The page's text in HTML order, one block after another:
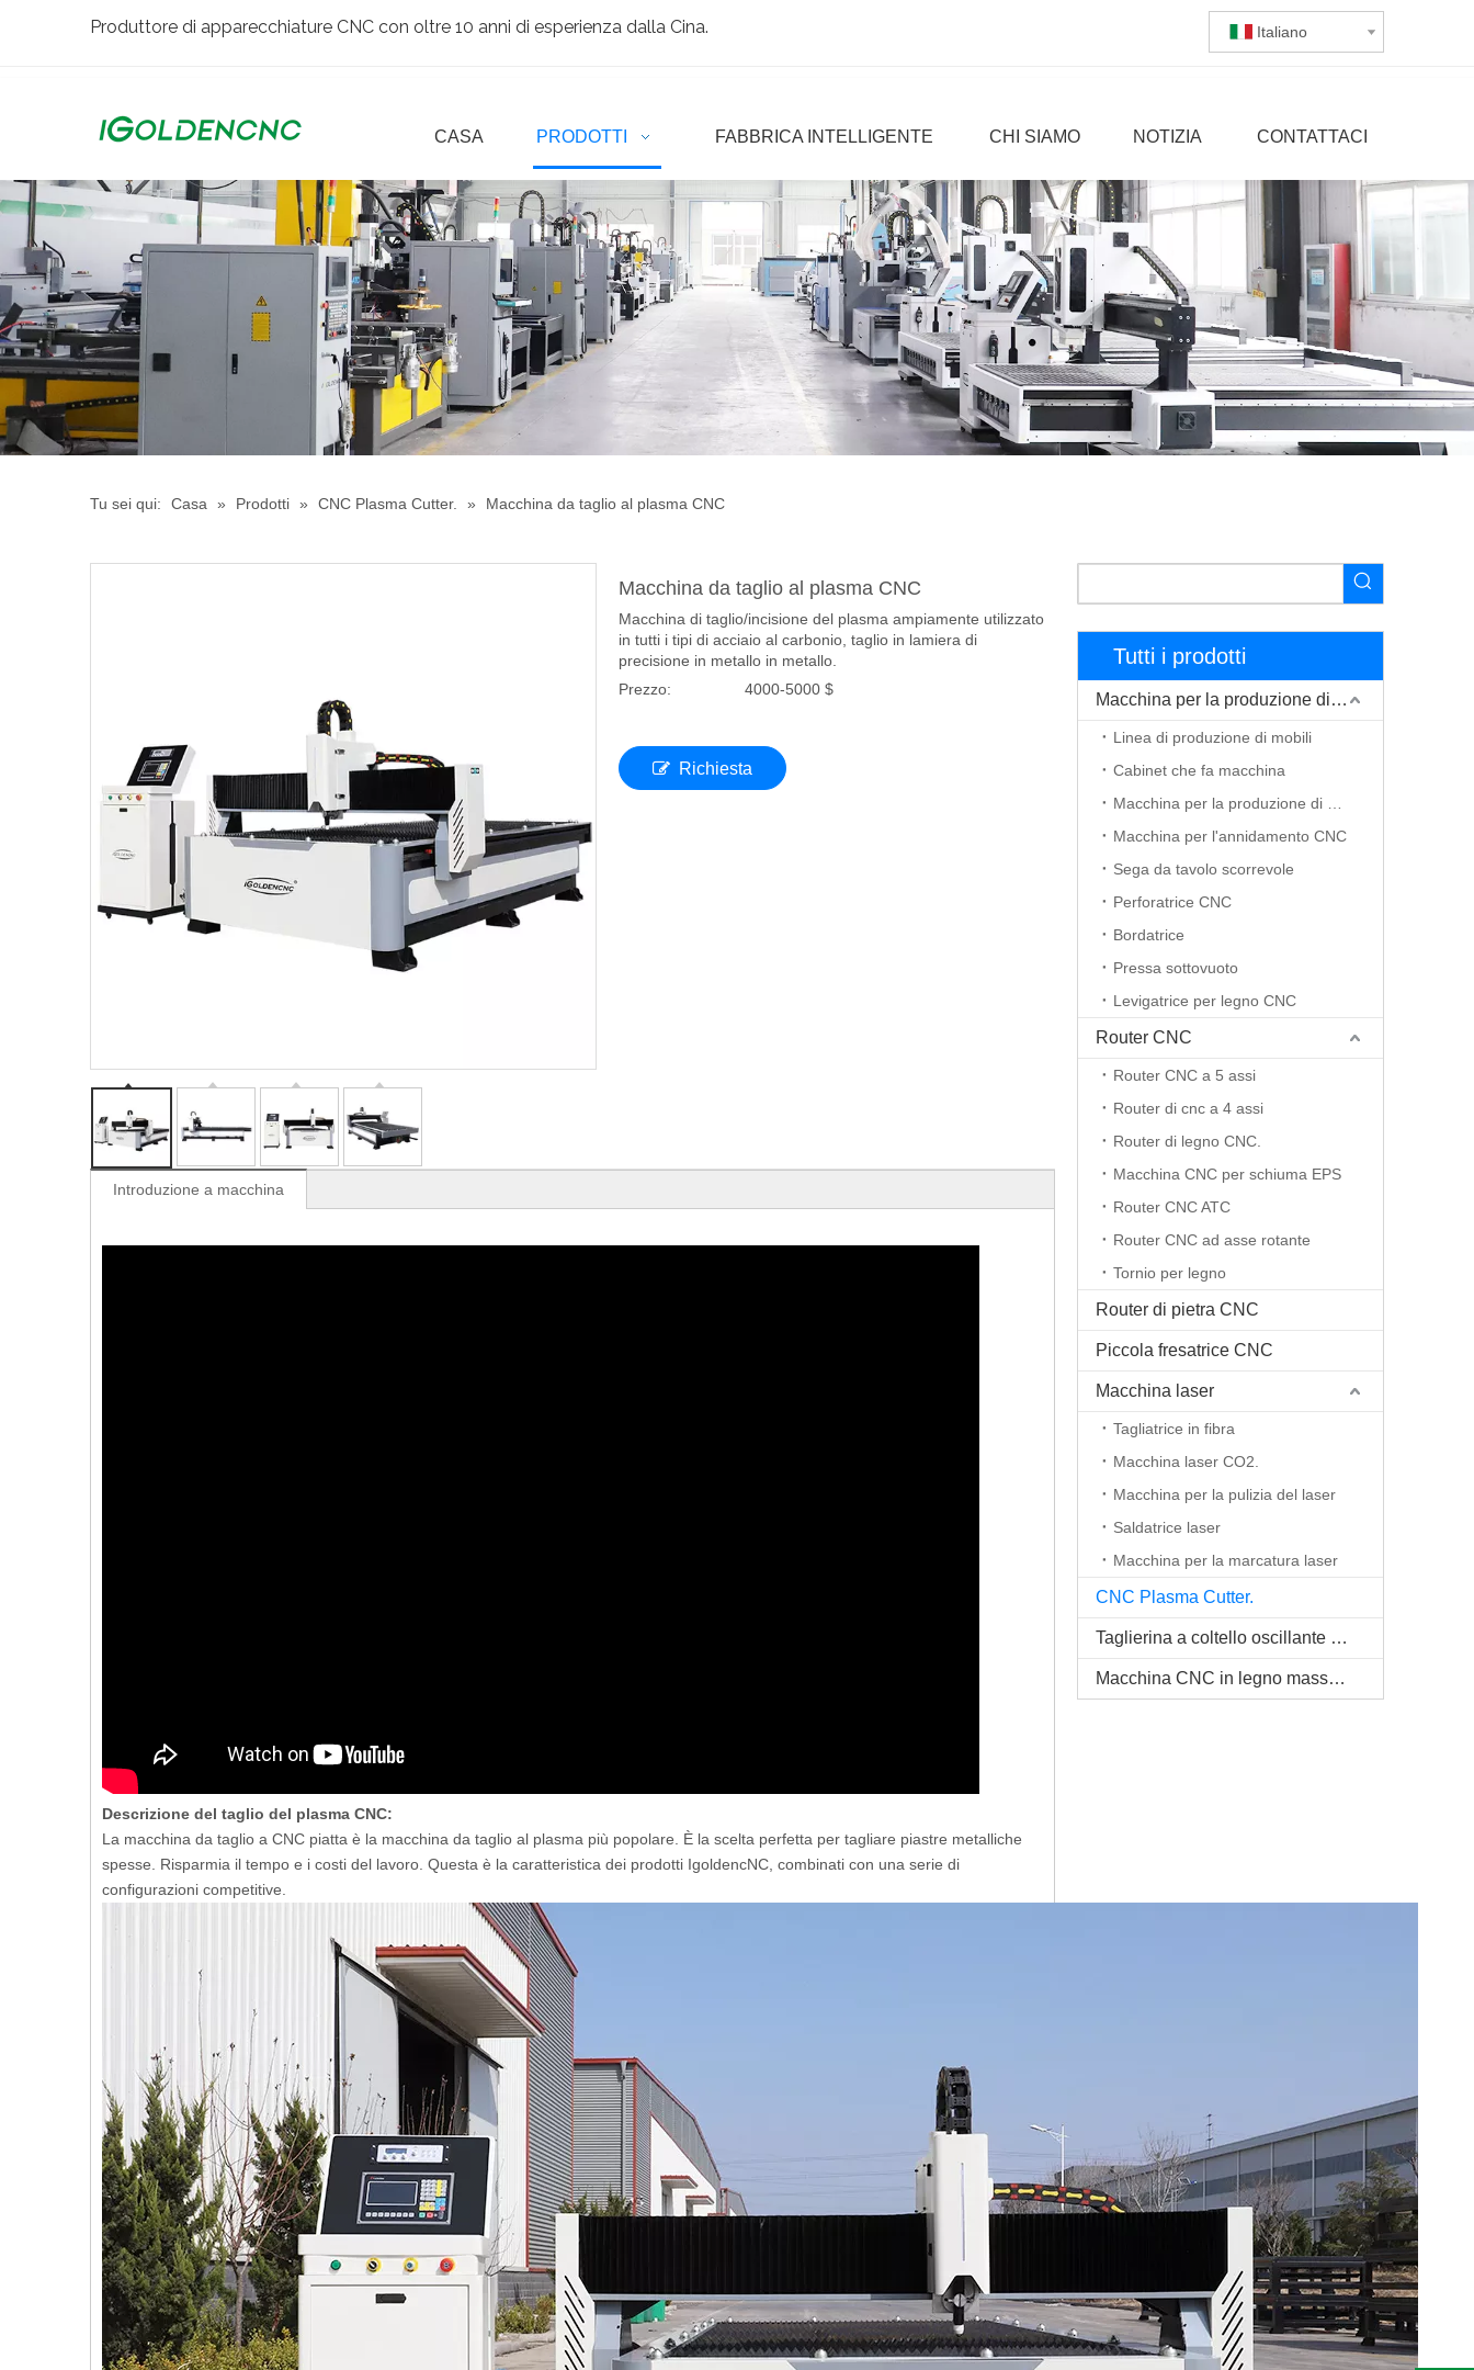
Produttore di apparecchiature CNC con oltre 10 anni di esperienza dalla Cina. Italiano
CASA PRODOTTI FABBRICA INTELLIGENTE CHI SIAMO NOTIZIA CONTATTACI
Tu sei qui: Casa » Prodotti » CNC Plasma Cutter. » Macchina da taglio al plasma CNC
Macchina da taglio al plasma CNC
Macchina di taglio/incisione del plasma ampiamente utilizzato
in tutti i tipi di acciaio al carbonio, taglio in lamiera di
precisione in metallo in metallo.
Prezzo:
4000-5000 $
Richiesta
Introduzione a macchina
Descrizione del taglio del plasma CNC:
La macchina da taglio a CNC piatta è la macchina da taglio al plasma più popolare. È la scelta perfetta per tagliare piastre metalliche
spesse. Risparmia il tempo e i costi del lavoro. Questa è la caratteristica dei prodotti IgoldencNC, combinati con una serie di
configurazioni competitive.
Tutti i prodotti
Macchina per la produzione di mobili
Linea di produzione di mobili
Cabinet che fa macchina
Macchina per l'annidamento CNC
Sega da tavolo scorrevole
Perforatrice CNC
Bordatrice
Pressa sottovuoto
Levigatrice per legno CNC
Router CNC
Router CNC a 5 assi
Router di cnc a 4 assi
Router di legno CNC.
Macchina CNC per schiuma EPS
Router CNC ATC
Router CNC ad asse rotante
Tornio per legno
Router di pietra CNC
Piccola fresatrice CNC
Macchina laser
Tagliatrice in fibra
Macchina laser CO2.
Macchina per la pulizia del laser
Saldatrice laser
Macchina per la marcatura laser
CNC Plasma Cutter.
Taglierina a coltello oscillante CNC
Macchina CNC in legno massello